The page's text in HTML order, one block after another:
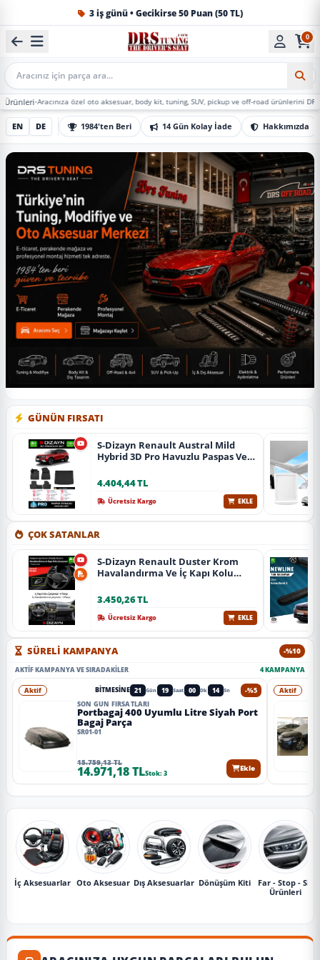
1984'ten beri Türkiye’nin en büyük oto aksesuar ve tuning
0
Mobil Arama
özel oto aksesuar, body kit, tuning, SUV, pickup ve off-road ürünlerini DRS Tuning’de
EN DE 1984'ten Beri 14 Gün Kolay İade Hakkımızda
GÜNÜN FIRSATI
S-Dizayn Renault Austral Mild
Hybrid 3D Pro Havuzlu Paspas Ve
Üzeri A+ Kalite
4.404,44 TL
Ücretsiz Kargo EKLE
ÇOK SATANLAR
S-Dizayn Renault Duster Krom
Havalandırma Ve İç Kapı Kolu
Krom) A+ Kalite
3.450,26 TL
Ücretsiz Kargo EKLE
SÜRELİ KAMPANYA -%10
AKTIF KAMPANYA VE SIRADAKILER 4 KAMPANYA
-%5
Aktif BITMESINE 21 Gün 19 Saat 00 Dk 12 Sn
SON GÜN FIRSATLARI
Portbagaj 400 Uyumlu Litre Siyah Port
Bagaj Parça
SR01-01
15.759,13 TL
14.971,18 TLStok: 3
Ekle
Aktif
İç Aksesuarlar Oto Aksesuar Dış Aksesuarlar Dönüşüm Kiti
Far - Stop - Sis
Ürünleri